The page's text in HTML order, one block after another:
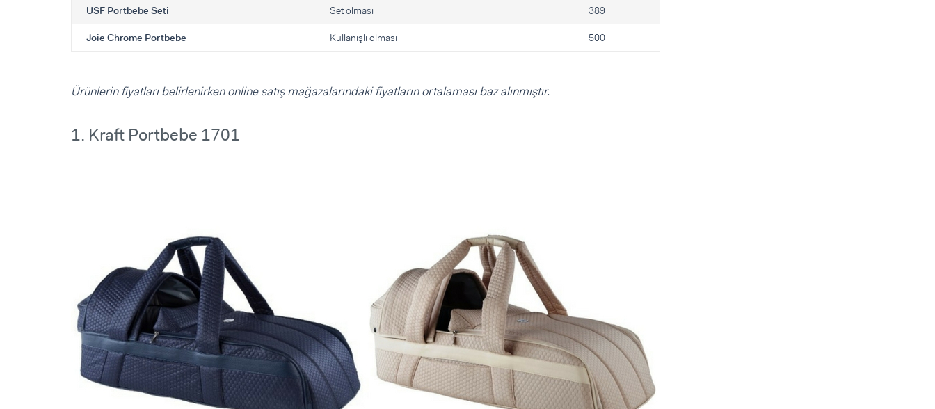
USF Portbebe Seti Set olması 389
Joie Chrome Portbebe Kullanışlı olması 500
Ürünlerin fiyatları belirlenirken online satış mağazalarındaki fiyatların ortalaması baz alınmıştır.
1. Kraft Portbebe 1701